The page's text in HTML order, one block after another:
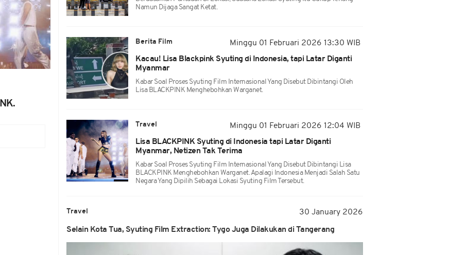
Namun Dijaga Sangat Ketat.
Berita Film
Minggu 01 Februari 2026 13:30 WIB
‎Kacau! Lisa Blackpink Syuting di Indonesia, tapi Latar Diganti
Myanmar
Kabar Soal Proses Syuting Film Internasional Yang Disebut Dibintangi Oleh
Lisa BLACKPINK Menghebohkan Warganet.
Travel
Minggu 01 Februari 2026 12:04 WIB
Lisa BLACKPINK Syuting di Indonesia tapi Latar Diganti
Myanmar, Netizen Tak Terima
Kabar Soal Proses Syuting Film Internasional Yang Disebut Dibintangi Lisa
BLACKPINK Menghebohkan Warganet. Apalagi Indonesia Menjadi Salah Satu
Negara Yang Dipilih Sebagai Lokasi Syuting Film Tersebut.
Travel 30 January 2026
Selain Kota Tua, Syuting Film Extraction: Tygo Juga Dilakukan di Tangerang